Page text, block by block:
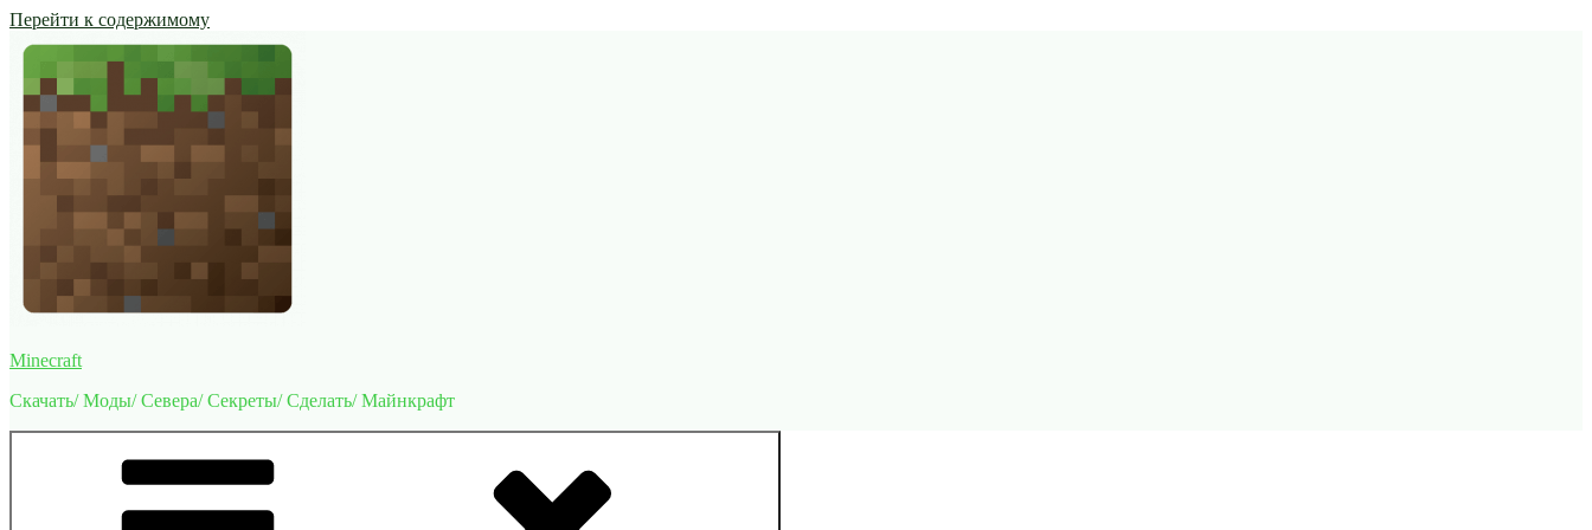
Перейти к содержимому
Minecraft
Скачать/ Моды/ Севера/ Секреты/ Сделать/ Майнкрафт